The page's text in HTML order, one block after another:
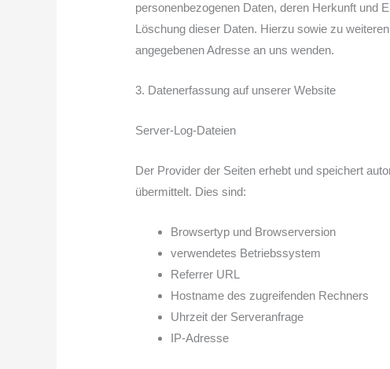
personenbezogenen Daten, deren Herkunft und
Löschung dieser Daten. Hierzu sowie zu
angegebenen Adresse an uns wenden.
3. Datenerfassung auf unserer Website
Server-Log-Dateien
Der Provider der Seiten erhebt und speichert
übermittelt. Dies sind:
Browsertyp und Browserversion
verwendetes Betriebssystem
Referrer URL
Hostname des zugreifenden Rechners
Uhrzeit der Serveranfrage
IP-Adresse